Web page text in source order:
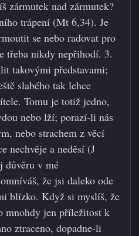
zármutek nad zármutek?
trápení (Mt 6,34). Je
se nebo radovat pro
třeba nikdy nepřihodí. 3.
takovými představami;
slabého tak lehce
Tomu je totiž jedno,
nebo lží; porazí-li nás
nebo strachem z věcí
nechvěje a neděsí (J
důvěru v mé
že jsi daleko ode
blízko. Když si myslíš, že
mnohdy jen příležitost k
ztraceno, dopadne-li